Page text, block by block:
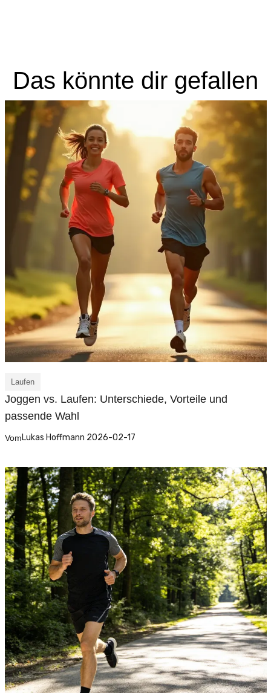
Das könnte dir gefallen
Laufen
Joggen vs. Laufen: Unterschiede, Vorteile und
passende Wahl
VomLukas Hoffmann 2026-02-17